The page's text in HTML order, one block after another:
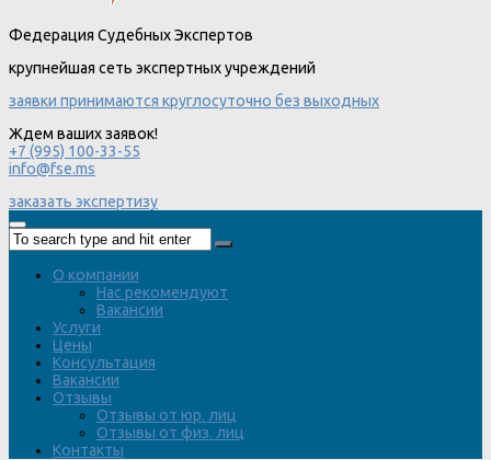
Федерация Судебных Экспертов
крупнейшая сеть экспертных учреждений
заявки принимаются круглосуточно без выходных
Ждем ваших заявок!
+7 (995) 100-33-55
info@fse.ms
заказать экспертизу
О компании
Нас рекомендуют
Вакансии
Услуги
Цены
Консультация
Вакансии
Отзывы
Отзывы от юр. лиц
Отзывы от физ. лиц
Контакты